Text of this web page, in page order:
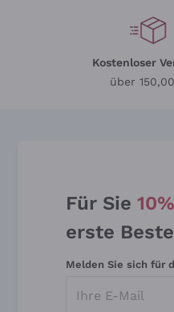
Kostenloser
über
Für Sie
erste
Melden Sie sich für